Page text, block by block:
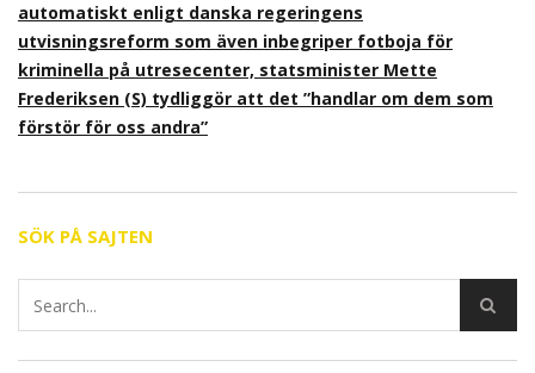
automatiskt enligt danska regeringens
utvisningsreform som även inbegriper fotboja för
kriminella på utresecenter, statsminister Mette
Frederiksen (S) tydliggör att det ”handlar om dem som
förstör för oss andra”
SÖK PÅ SAJTEN